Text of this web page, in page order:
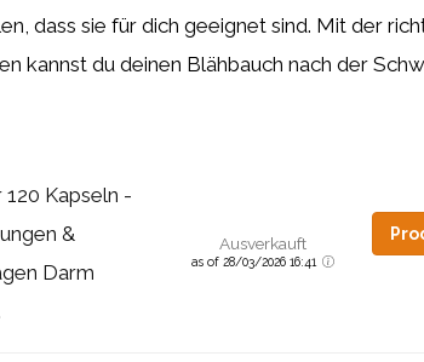
dass sie für dich geeignet sind. Mit der
kannst du deinen Blähbauch nach der
Kapseln -
&
Darm
Ausverkauft
as of 28/03/2026 16:41